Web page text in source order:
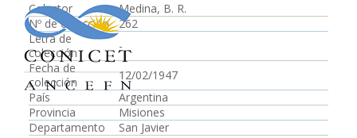
Colector
Medina, B. R.
Nº de colección
262
Letra de
colección
-
Fecha de
colección
12/02/1947
País
Argentina
Provincia
Misiones
Departamento
San Javier